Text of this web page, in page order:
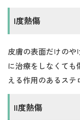
I度熱傷
皮膚の表面だけのや
に治療をしなくて
える作用のあるステ
II度熱傷